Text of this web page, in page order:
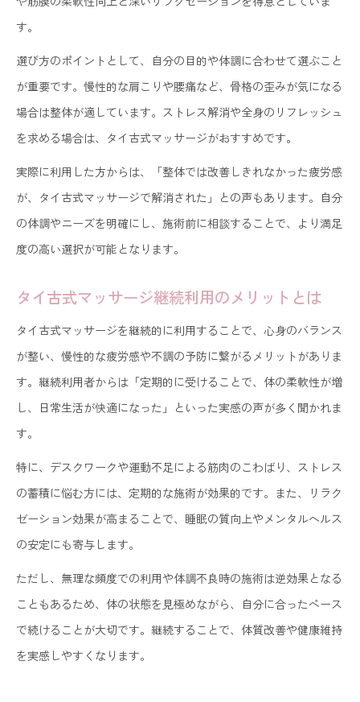
す。
選び方のポイントとして、自分の目的や体調に合わせて選ぶこと
が重要です。慢性的な肩こりや腰痛など、骨格の歪みが気になる
場合は整体が適しています。ストレス解消や全身のリフレッシュ
を求める場合は、タイ古式マッサージがおすすめです。
実際に利用した方からは、「整体では改善しきれなかった疲労感
が、タイ古式マッサージで解消された」との声もあります。自分
の体調やニーズを明確にし、施術前に相談することで、より満足
度の高い選択が可能となります。
タイ古式マッサージ継続利用のメリットとは
タイ古式マッサージを継続的に利用することで、心身のバランス
が整い、慢性的な疲労感や不調の予防に繋がるメリットがありま
す。継続利用者からは「定期的に受けることで、体の柔軟性が増
し、日常生活が快適になった」といった実感の声が多く聞かれま
す。
特に、デスクワークや運動不足による筋肉のこわばり、ストレス
の蓄積に悩む方には、定期的な施術が効果的です。また、リラク
ゼーション効果が高まることで、睡眠の質向上やメンタルヘルス
の安定にも寄与します。
ただし、無理な頻度での利用や体調不良時の施術は逆効果となる
こともあるため、体の状態を見極めながら、自分に合ったペース
で続けることが大切です。継続することで、体質改善や健康維持
を実感しやすくなります。